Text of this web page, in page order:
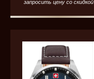
запросить цену со скидкой